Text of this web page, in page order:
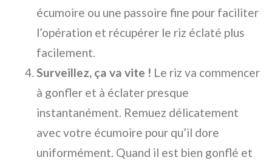
écumoire ou une passoire fine pour faciliter
l’opération et récupérer le riz éclaté plus
facilement.
Surveillez, ça va vite ! Le riz va commencer
à gonfler et à éclater presque
instantanément. Remuez délicatement
avec votre écumoire pour qu’il dore
uniformément. Quand il est bien gonflé et